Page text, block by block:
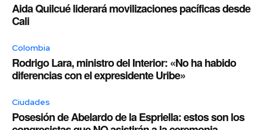
Aida Quilcué liderará movilizaciones pacíficas desde
Cali
Colombia
Rodrigo Lara, ministro del Interior: «No ha habido
diferencias con el expresidente Uribe»
Ciudades
Posesión de Abelardo de la Espriella: estos son los